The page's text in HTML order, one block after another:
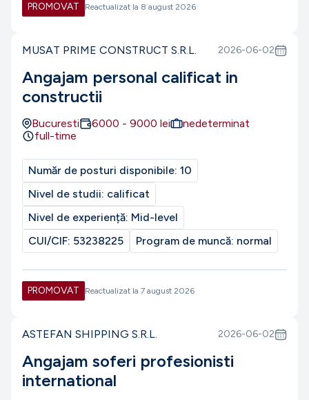
PROMOVAT Reactualizat la 8 august 2026
MUSAT PRIME CONSTRUCT S.R.L. 2026-06-02
Angajam personal calificat in
constructii
Bucuresti 6000 - 9000 lei
nedeterminat
full-time
Număr de posturi disponibile: 10
Nivel de studii: calificat
Nivel de experiență: Mid-level
CUI/CIF: 53238225 Program de muncă: normal
PROMOVAT Reactualizat la 7 august 2026
ASTEFAN SHIPPING S.R.L. 2026-06-02
Angajam soferi profesionisti
international